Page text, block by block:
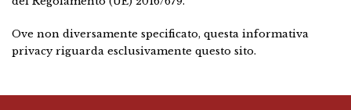
Ove non diversamente specificato, questa informativa
privacy riguarda esclusivamente questo sito.